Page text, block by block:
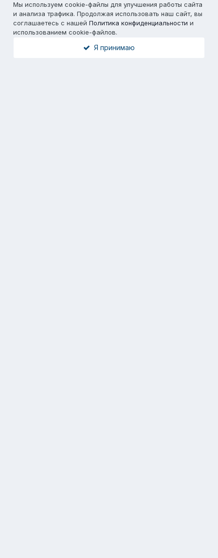
Мы используем cookie-файлы для улучшения работы сайта
и анализа трафика. Продолжая использовать наш сайт, вы
соглашаетесь с нашей Политика конфиденциальности и
использованием cookie-файлов.
Я принимаю